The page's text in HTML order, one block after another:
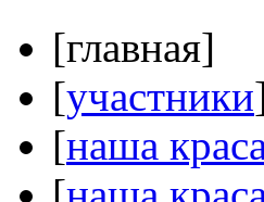
[главная]
[участники
[наша